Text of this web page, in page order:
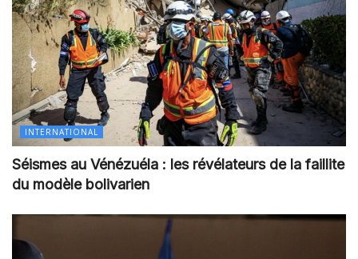
INTERNATIONAL
Séismes au Vénézuéla : les révélateurs de la faillite
du modèle bolivarien